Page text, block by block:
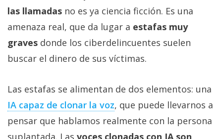
las llamadas no es ya ciencia ficción. Es una
amenaza real, que da lugar a estafas muy
graves donde los ciberdelincuentes suelen
buscar el dinero de sus víctimas.
Las estafas se alimentan de dos elementos: una
IA capaz de clonar la voz‎, que puede llevarnos a
pensar que hablamos realmente con la persona
suplantada. Las voces clonadas con IA son